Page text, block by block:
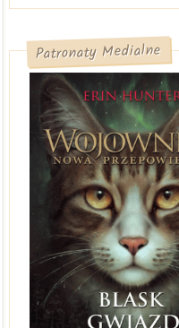
Patronaty Medialne